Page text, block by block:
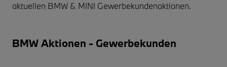
aktuellen BMW & MINI Gewerbekundenaktionen.
BMW Aktionen - Gewerbekunden